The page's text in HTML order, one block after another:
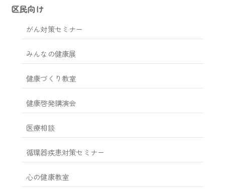
区民向け
がん対策セミナー
みんなの健康展
健康づくり教室
健康啓発講演会
医療相談
循環器疾患対策セミナー
心の健康教室